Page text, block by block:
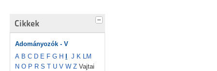
Cikkek
Adományozók - V
A B C D E F G H J K LM
N O P R S T U V W Z Vajtai